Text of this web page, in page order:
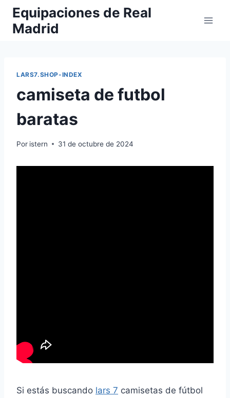
Saltar
contenido
Equipaciones de Real
Madrid
LARS7.SHOP-INDEX
camiseta de futbol
baratas
Por istern 31 de octubre de 2024
Si estás buscando lars 7 camisetas de fútbol